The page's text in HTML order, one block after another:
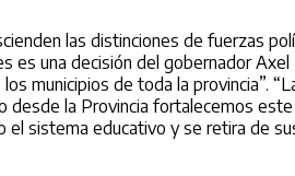
las distinciones de fuerzas
es una decisión del gobernador
municipios de toda la provincia”.
desde la Provincia fortalecemos
el sistema educativo y se retira de